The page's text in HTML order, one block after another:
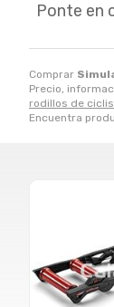
Comprar
Precio,
rodillos de
Encuentra
Ponte en